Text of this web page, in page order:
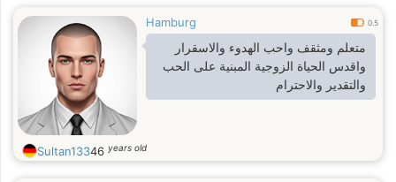
Hamburg 0.5
متعلم ومثقف واحب الهدوء والاسقرار
واقدس الحياة الزوجية المبنية على الحب
والتقدير والاحترام
Sultan13346 years old